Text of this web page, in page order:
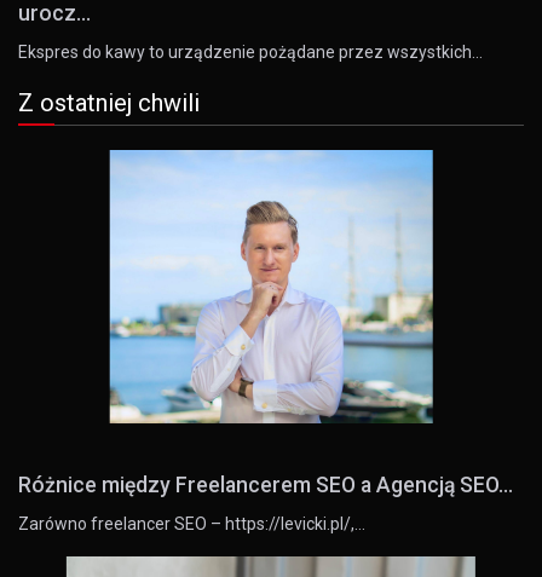
urocz...
Ekspres do kawy to urządzenie pożądane przez wszystkich…
Z ostatniej chwili
Różnice między Freelancerem SEO a Agencją SEO...
Zarówno freelancer SEO – https://levicki.pl/,…